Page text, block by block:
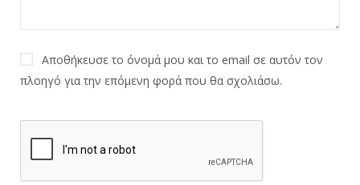
Αποθήκευσε το όνομά μου και το email σε αυτόν τον
πλοηγό για την επόμενη φορά που θα σχολιάσω.